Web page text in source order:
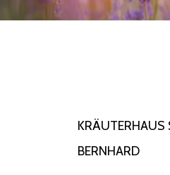
KRÄUTERHAUS
BERNHARD